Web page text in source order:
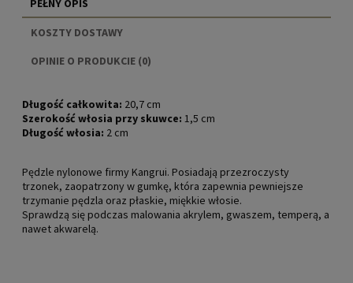
PEŁNY OPIS
KOSZTY DOSTAWY
CENA NIE ZAWIERA EWENTUALNYCH KOSZTÓW
OPINIE O PRODUKCIE (0)
Długość całkowita: 20,7 cm
Szerokość włosia przy skuwce: 1,5 cm
Długość włosia: 2 cm
Pędzle nylonowe firmy Kangrui. Posiadają przezroczysty
trzonek, zaopatrzony w gumkę, która zapewnia pewniejsze
trzymanie pędzla oraz płaskie, miękkie włosie.
Sprawdzą się podczas malowania akrylem, gwaszem, temperą, a
nawet akwarelą.